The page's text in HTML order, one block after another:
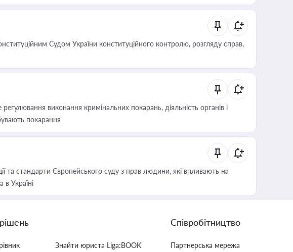
Судом України конституційного контролю, розгляду справ,
виконання кримінальних покарань, діяльність органів і
покарання
та стандарти Європейського суду з прав людини, які впливають на
Україні
Знайти юриста Liga:BOOK
Співробітництво
Партнерська мережа